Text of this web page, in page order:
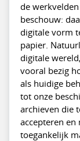
de
beschouw:
digitale vorm
papier.
digitale
vooral bezig
als huidige
tot onze
archieven die
accepteren
toegankelijk